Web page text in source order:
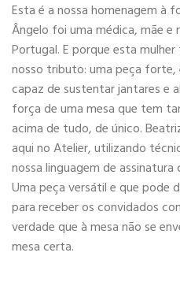
Esta é a nossa homenagem à
Ângelo foi uma médica, mãe e
Portugal. E porque esta
nosso tributo: uma peça forte,
capaz de sustentar jantares e
força de uma mesa que tem
acima de tudo, de único.
aqui no Atelier, utilizando
nossa linguagem de
Uma peça versátil e que pode
para receber os convidados
verdade que à mesa não se
mesa certa.